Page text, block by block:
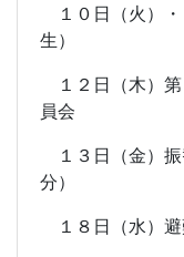
１０日（火）・
生）
１２日（木）
員会
１３日（金）振
分）
１８日（水）避